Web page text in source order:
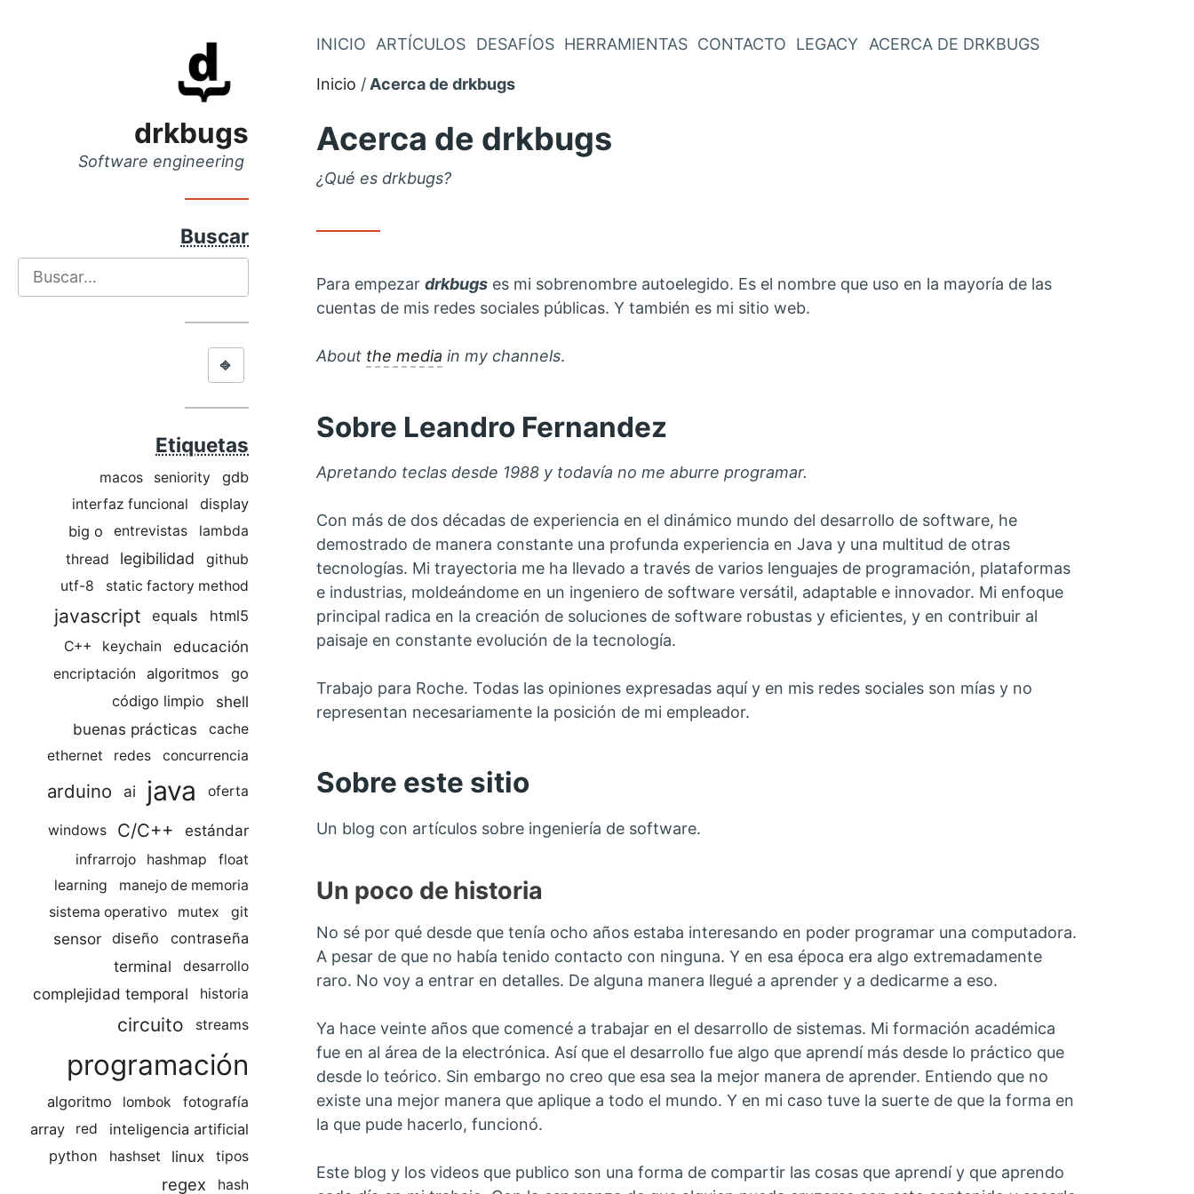
drkbugs
Software engineering
Buscar
Buscar
⎆
Etiquetas
macos seniority gdb
interfaz funcional
display
big o
entrevistas
lambda
thread
legibilidad
github
utf-8
static factory method
javascript equals html5
C++ keychain educación
encriptación algoritmos
go
código limpio
shell
buenas prácticas
cache
ethernet
redes concurrencia
arduino ai java oferta
windows C/C++ estándar
infrarrojo hashmap
float
learning
manejo de memoria
sistema operativo
mutex git
sensor diseño contraseña
terminal desarrollo
complejidad temporal historia
circuito streams
programación
algoritmo lombok fotografía
array red
inteligencia artificial
python
hashset linux tipos
regex hash
Saltar
al
INICIO ARTÍCULOS DESAFÍOS HERRAMIENTAS CONTACTO LEGACY ACERCA DE DRKBUGS
Inicio Acerca de drkbugs
Acerca de drkbugs
¿Qué es drkbugs?
Para empezar drkbugs es mi sobrenombre autoelegido. Es el nombre que uso en la mayoría de las
cuentas de mis redes sociales públicas. Y también es mi sitio web.
About the media in my channels.
Sobre Leandro Fernandez
Apretando teclas desde 1988 y todavía no me aburre programar.
Con más de dos décadas de experiencia en el dinámico mundo del desarrollo de software, he
demostrado de manera constante una profunda experiencia en Java y una multitud de otras
tecnologías. Mi trayectoria me ha llevado a través de varios lenguajes de programación, plataformas
e industrias, moldeándome en un ingeniero de software versátil, adaptable e innovador. Mi enfoque
principal radica en la creación de soluciones de software robustas y eficientes, y en contribuir al
paisaje en constante evolución de la tecnología.
Trabajo para Roche. Todas las opiniones expresadas aquí y en mis redes sociales son mías y no
representan necesariamente la posición de mi empleador.
Sobre este sitio
Un blog con artículos sobre ingeniería de software.
Un poco de historia
No sé por qué desde que tenía ocho años estaba interesando en poder programar una computadora.
A pesar de que no había tenido contacto con ninguna. Y en esa época era algo extremadamente
raro. No voy a entrar en detalles. De alguna manera llegué a aprender y a dedicarme a eso.
Ya hace veinte años que comencé a trabajar en el desarrollo de sistemas. Mi formación académica
fue en al área de la electrónica. Así que el desarrollo fue algo que aprendí más desde lo práctico que
desde lo teórico. Sin embargo no creo que esa sea la mejor manera de aprender. Entiendo que no
existe una mejor manera que aplique a todo el mundo. Y en mi caso tuve la suerte de que la forma en
la que pude hacerlo, funcionó.
Este blog y los videos que publico son una forma de compartir las cosas que aprendí y que aprendo